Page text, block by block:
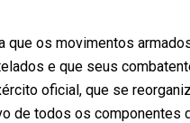
que os movimentos
e que seus
oficial, que se
de todos os componentes